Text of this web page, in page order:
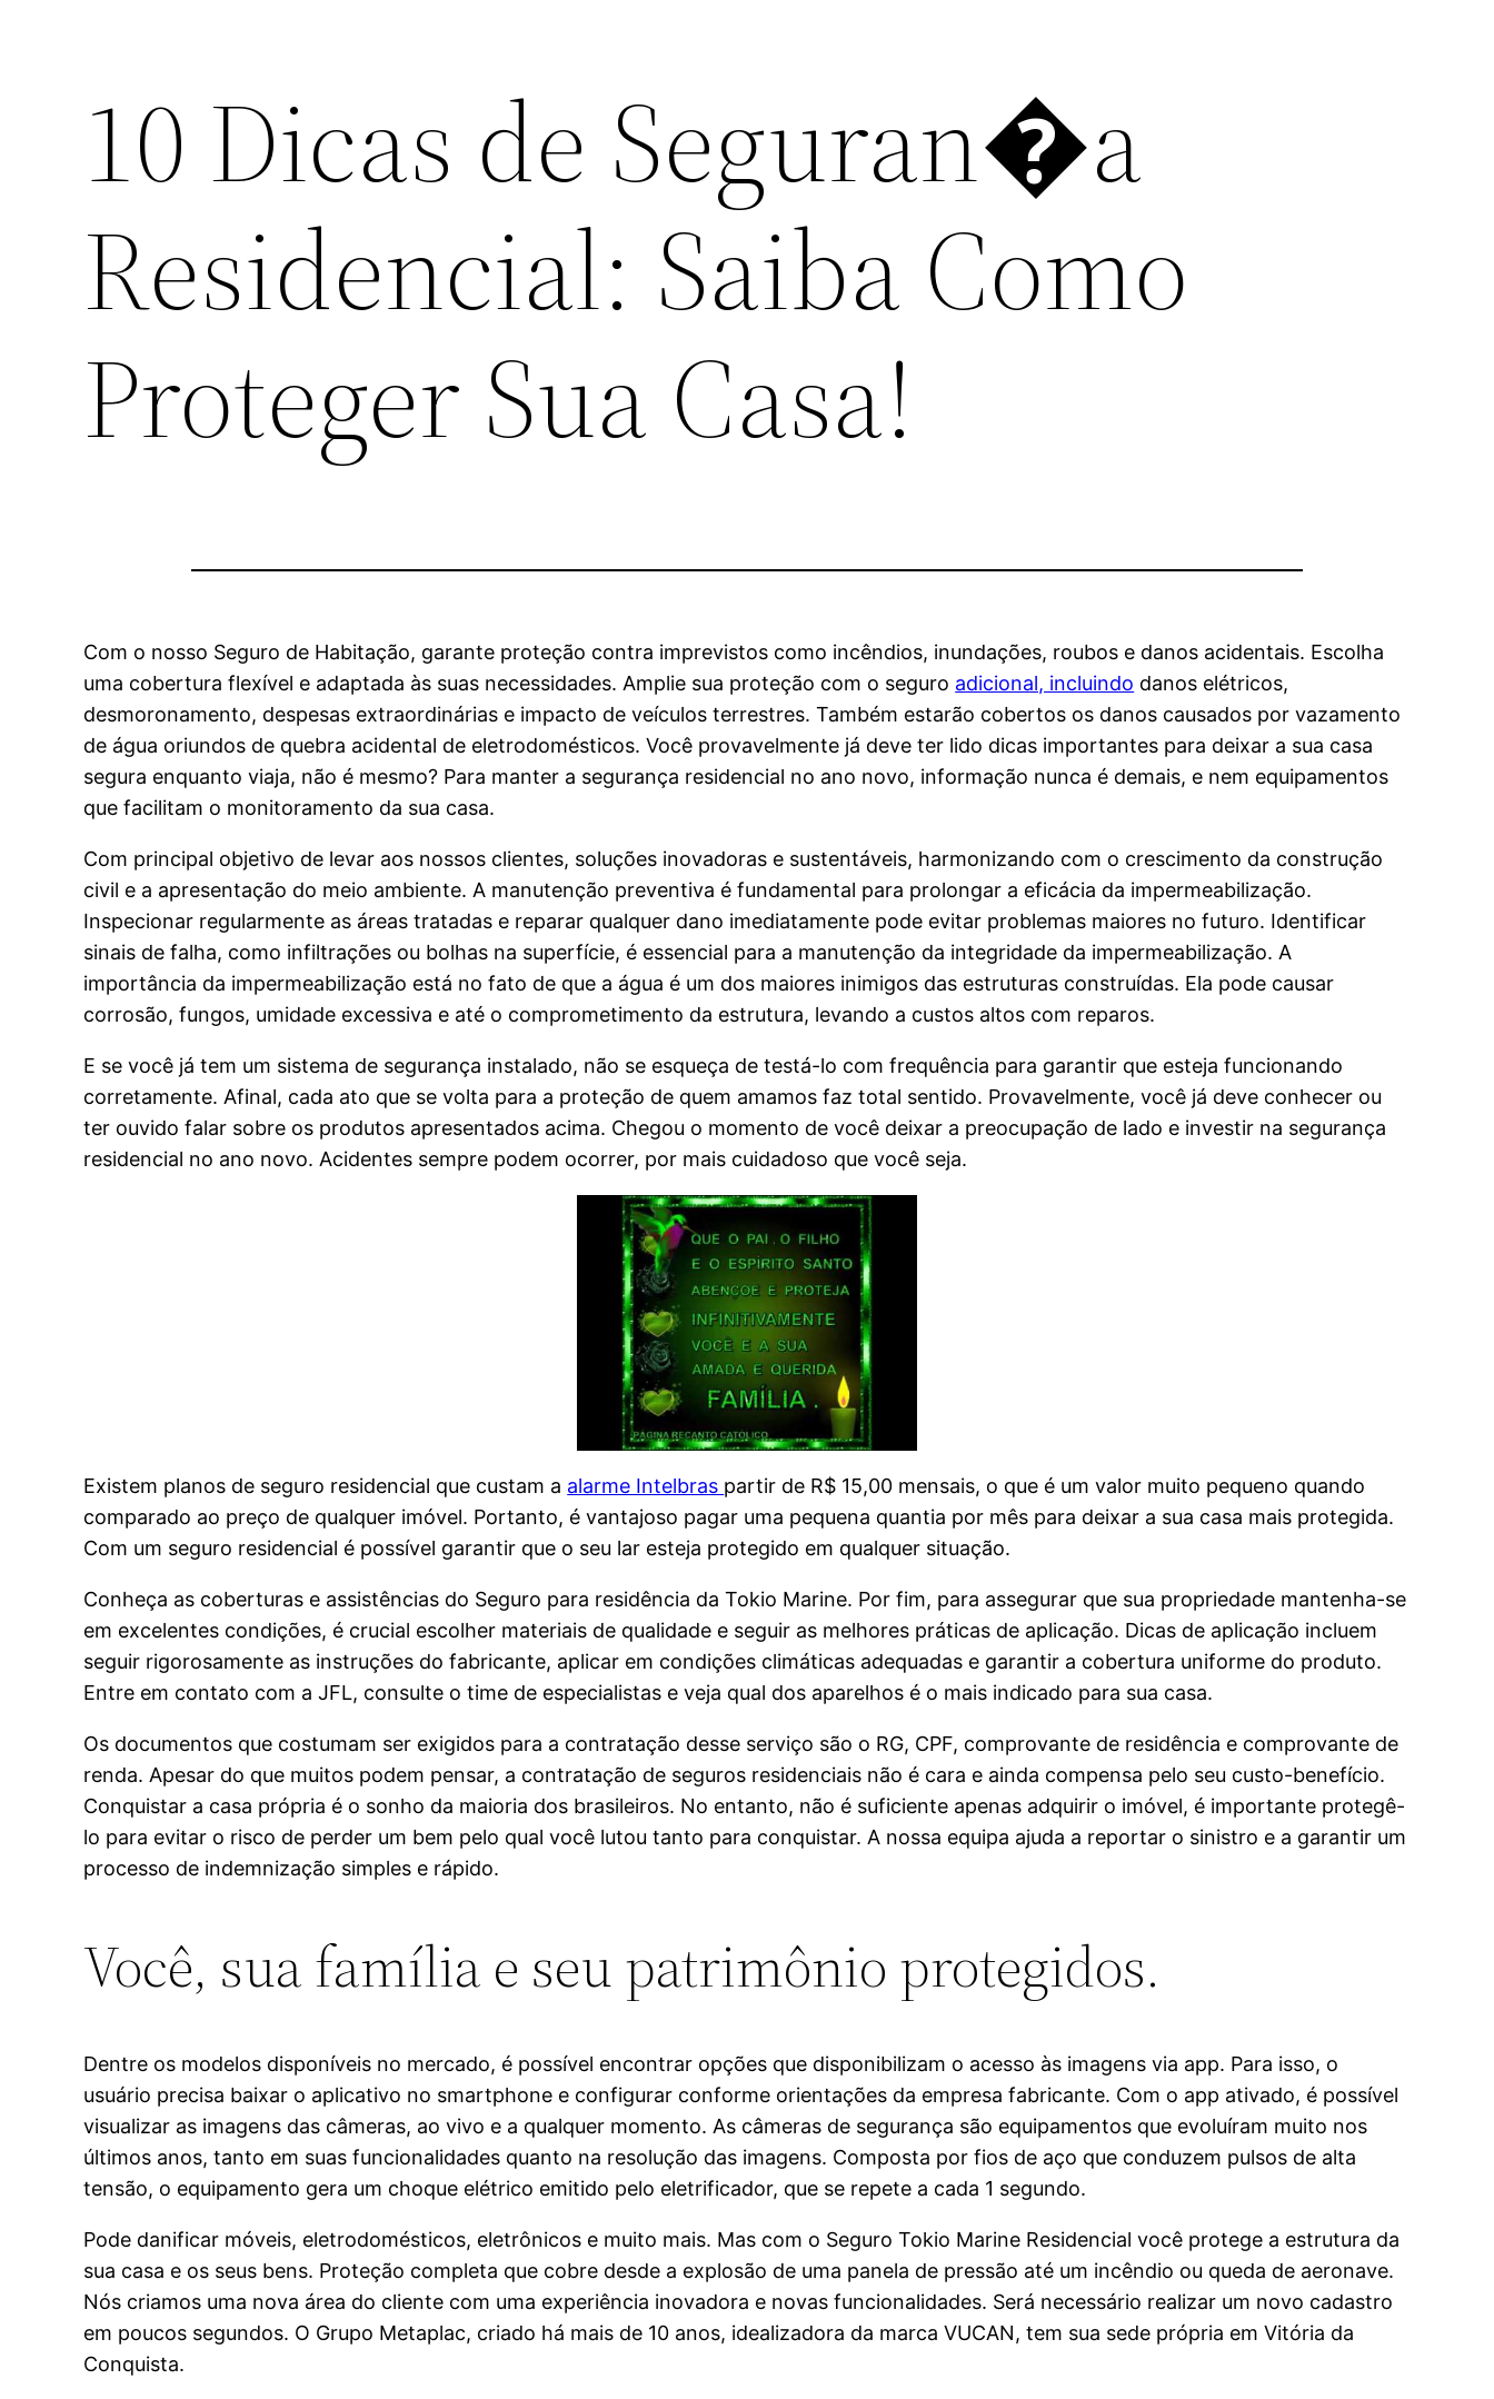
10 Dicas de Seguran�a
Residencial: Saiba Como
Proteger Sua Casa!
Com o nosso Seguro de Habitação, garante proteção contra imprevistos como incêndios, inundações, roubos e danos acidentais. Escolha
uma cobertura flexível e adaptada às suas necessidades. Amplie sua proteção com o seguro adicional, incluindo danos elétricos,
desmoronamento, despesas extraordinárias e impacto de veículos terrestres. Também estarão cobertos os danos causados por vazamento
de água oriundos de quebra acidental de eletrodomésticos. Você provavelmente já deve ter lido dicas importantes para deixar a sua casa
segura enquanto viaja, não é mesmo? Para manter a segurança residencial no ano novo, informação nunca é demais, e nem equipamentos
que facilitam o monitoramento da sua casa.
Com principal objetivo de levar aos nossos clientes, soluções inovadoras e sustentáveis, harmonizando com o crescimento da construção
civil e a apresentação do meio ambiente. A manutenção preventiva é fundamental para prolongar a eficácia da impermeabilização.
Inspecionar regularmente as áreas tratadas e reparar qualquer dano imediatamente pode evitar problemas maiores no futuro. Identificar
sinais de falha, como infiltrações ou bolhas na superfície, é essencial para a manutenção da integridade da impermeabilização. A
importância da impermeabilização está no fato de que a água é um dos maiores inimigos das estruturas construídas. Ela pode causar
corrosão, fungos, umidade excessiva e até o comprometimento da estrutura, levando a custos altos com reparos.
E se você já tem um sistema de segurança instalado, não se esqueça de testá-lo com frequência para garantir que esteja funcionando
corretamente. Afinal, cada ato que se volta para a proteção de quem amamos faz total sentido. Provavelmente, você já deve conhecer ou
ter ouvido falar sobre os produtos apresentados acima. Chegou o momento de você deixar a preocupação de lado e investir na segurança
residencial no ano novo. Acidentes sempre podem ocorrer, por mais cuidadoso que você seja.
Existem planos de seguro residencial que custam a alarme Intelbras partir de R$ 15,00 mensais, o que é um valor muito pequeno quando
comparado ao preço de qualquer imóvel. Portanto, é vantajoso pagar uma pequena quantia por mês para deixar a sua casa mais protegida.
Com um seguro residencial é possível garantir que o seu lar esteja protegido em qualquer situação.
Conheça as coberturas e assistências do Seguro para residência da Tokio Marine. Por fim, para assegurar que sua propriedade mantenha-se
em excelentes condições, é crucial escolher materiais de qualidade e seguir as melhores práticas de aplicação. Dicas de aplicação incluem
seguir rigorosamente as instruções do fabricante, aplicar em condições climáticas adequadas e garantir a cobertura uniforme do produto.
Entre em contato com a JFL, consulte o time de especialistas e veja qual dos aparelhos é o mais indicado para sua casa.
Os documentos que costumam ser exigidos para a contratação desse serviço são o RG, CPF, comprovante de residência e comprovante de
renda. Apesar do que muitos podem pensar, a contratação de seguros residenciais não é cara e ainda compensa pelo seu custo-benefício.
Conquistar a casa própria é o sonho da maioria dos brasileiros. No entanto, não é suficiente apenas adquirir o imóvel, é importante protegê-
lo para evitar o risco de perder um bem pelo qual você lutou tanto para conquistar. A nossa equipa ajuda a reportar o sinistro e a garantir um
processo de indemnização simples e rápido.
Você, sua família e seu patrimônio protegidos.
Dentre os modelos disponíveis no mercado, é possível encontrar opções que disponibilizam o acesso às imagens via app. Para isso, o
usuário precisa baixar o aplicativo no smartphone e configurar conforme orientações da empresa fabricante. Com o app ativado, é possível
visualizar as imagens das câmeras, ao vivo e a qualquer momento. As câmeras de segurança são equipamentos que evoluíram muito nos
últimos anos, tanto em suas funcionalidades quanto na resolução das imagens. Composta por fios de aço que conduzem pulsos de alta
tensão, o equipamento gera um choque elétrico emitido pelo eletrificador, que se repete a cada 1 segundo.
Pode danificar móveis, eletrodomésticos, eletrônicos e muito mais. Mas com o Seguro Tokio Marine Residencial você protege a estrutura da
sua casa e os seus bens. Proteção completa que cobre desde a explosão de uma panela de pressão até um incêndio ou queda de aeronave.
Nós criamos uma nova área do cliente com uma experiência inovadora e novas funcionalidades. Será necessário realizar um novo cadastro
em poucos segundos. O Grupo Metaplac, criado há mais de 10 anos, idealizadora da marca VUCAN, tem sua sede própria em Vitória da
Conquista.